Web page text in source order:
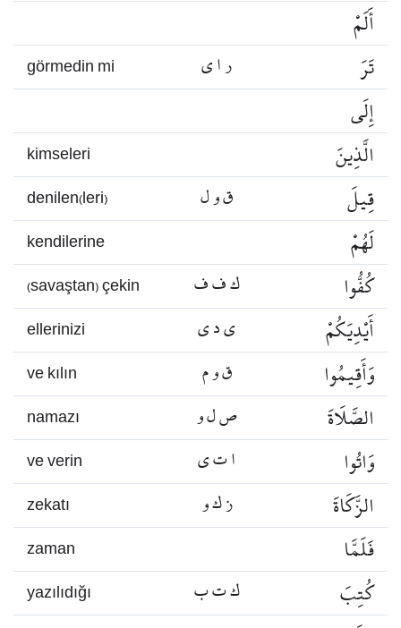
أَلَمْ
görmedin mi ر ا ي
تَرَ
إِلَى
kimseleri الَّذِينَ
denilen(leri) ق و ل قِيلَ
kendilerine لَهُمْ
(savaştan) çekin ك ف ف كُفُّوا
ellerinizi ي د ي أَيْدِيَكُمْ
ve kılın ق و م وَأَقِيمُوا
namazı ص ل و الصَّلَاةَ
ve verin ا ت ي وَاتُوا
zekatı ز ك و الزَّكَاةَ
zaman فَلَمَّا
yazılıdığı ك ت ب كُتِبَ